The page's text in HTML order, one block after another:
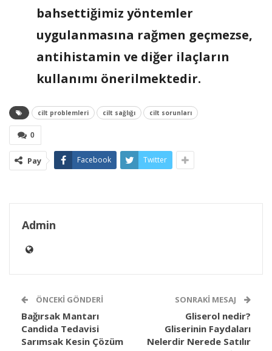
bahsettiğimiz yöntemler
uygulanmasına rağmen geçmezse,
antihistamin ve diğer ilaçların
kullanımı önerilmektedir.
cilt problemleri cilt sağlığı cilt sorunları
0
Pay Facebook Twitter
Admin
ÖNCEKI GÖNDERI
Bağırsak Mantarı
Candida Tedavisi
Sarımsak Kesin Çözüm
SONRAKI MESAJ
Gliserol nedir?
Gliserinin Faydaları
Nelerdir Nerede Satılır